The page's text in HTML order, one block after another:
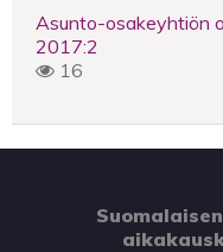
Asunto-osakeyhtiön
2017:2
16